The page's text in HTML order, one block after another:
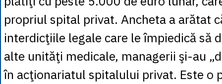
propriul spital privat. Ancheta a arătat
interdicţiile legale care le împiedică să
alte unităţi medicale, managerii şi-au
în acţionariatul spitalului privat. Este o